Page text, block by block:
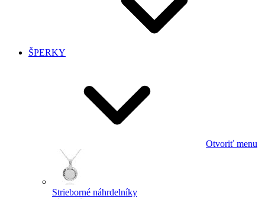
ŠPERKY
Otvoriť menu
Strieborné náhrdelníky